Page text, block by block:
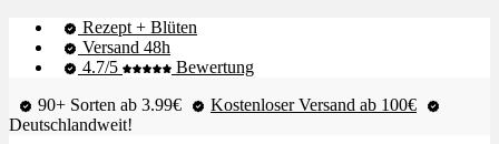
Rezept + Blüten
Versand 48h
4.7/5
Bewertung
90+ Sorten ab 3.99€
Kostenloser Versand ab 100€
Deutschlandweit!